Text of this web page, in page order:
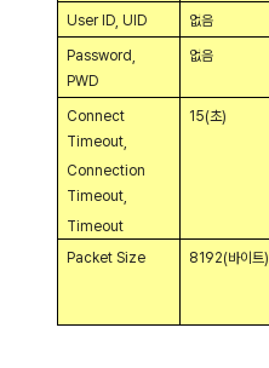
User ID, UID 없음
Password,
PWD
없음
Connect
Timeout,
Connection
Timeout,
Timeout
15(초)
Packet Size 8192(바이트)